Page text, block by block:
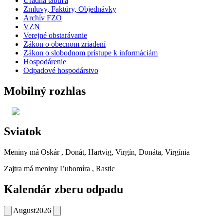
Zmluvy, Faktúry, Objednávky
Archív FZO
VZN
Verejné obstarávanie
Zákon o obecnom zriadení
Zákon o slobodnom prístupe k informáciám
Hospodárenie
Odpadové hospodárstvo
Mobilný rozhlas
Sviatok
Meniny má Oskár , Donát, Hartvig, Virgín, Donáta, Virgínia
Zajtra má meniny Ľubomíra , Rastic
Kalendár zberu odpadu
August2026